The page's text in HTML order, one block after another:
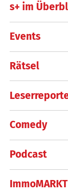
s+ im
Events
Rätsel
Comedy
Podcast
ImmoMARKT